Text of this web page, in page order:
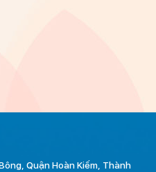
Quận Hoàn Kiếm, Thành